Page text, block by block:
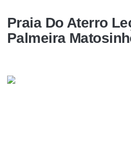
Praia Do Aterro
Palmeira